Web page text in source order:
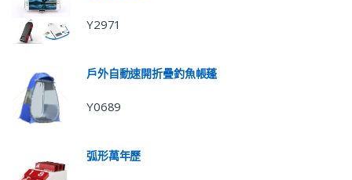
Y2971
戶外自動速開折疊釣魚帳蓬
Y0689
弧形萬年歷